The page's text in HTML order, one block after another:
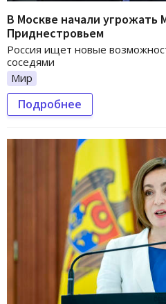
В Москве начали угрожать
Приднестровьем
Россия ищет новые
соседями
Мир
Подробнее